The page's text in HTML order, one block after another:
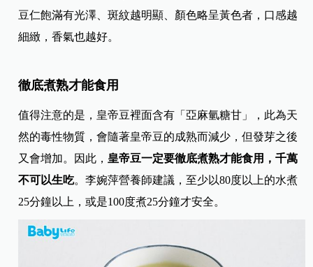
豆仁飽滿有光澤、斑紋越明顯、顏色略呈黃色者，口感越
細緻，香氣也越好。
徹底煮熟才能食用
值得注意的是，皇帝豆裡面含有「亞麻氫糖甘」，此為天
然的毒性物質，會隨著皇帝豆的成熟而減少，但發芽之後
又會增加。因此， 皇帝豆一定要徹底煮熟才能食用，千萬
不可以生吃。李婉萍營養師建議，至少以80度以上的水煮
25分鐘以上，或是100度煮25分鐘才安全。